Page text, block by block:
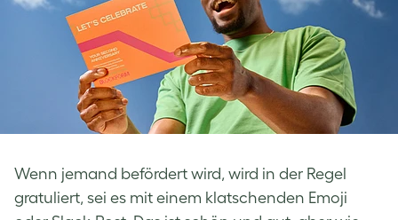
Wenn jemand befördert wird, wird in der Regel
gratuliert, sei es mit einem klatschenden Emoji